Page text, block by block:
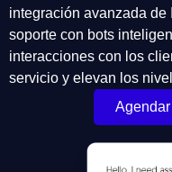
integración avanzada
soporte con bots
interacciones con los
servicio y elevan los